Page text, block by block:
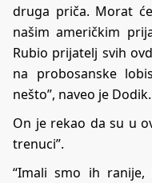
druga priča. Morat
našim američkim
Rubio prijatelj svih
na probosanske
nešto”, naveo je Dodik.
On je rekao da su u
trenuci”.
“Imali smo ih